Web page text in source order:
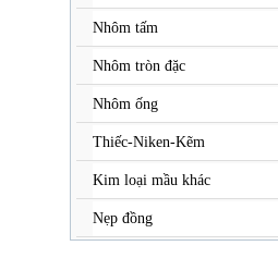
Nhôm tấm
Nhôm tròn đặc
Nhôm ống
Thiếc-Niken-Kẽm
Kim loại mầu khác
Nẹp đồng